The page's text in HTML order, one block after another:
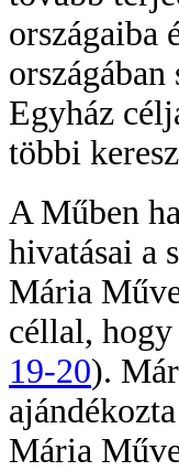
országaiba
Egyház
többi
A Műben
hivatásai a
Mária
céllal,
19-20).
Mária